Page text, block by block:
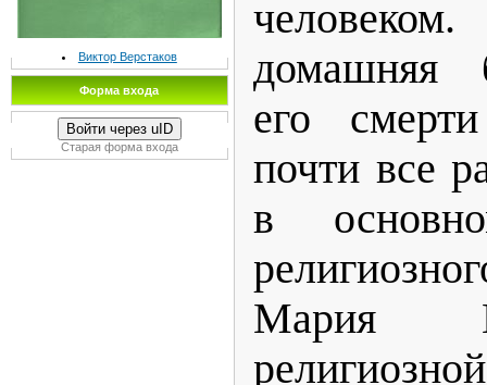
Виктор Верстаков
Форма входа
Войти через uID
Старая форма входа
домашняя
его
почти все
в
Мария